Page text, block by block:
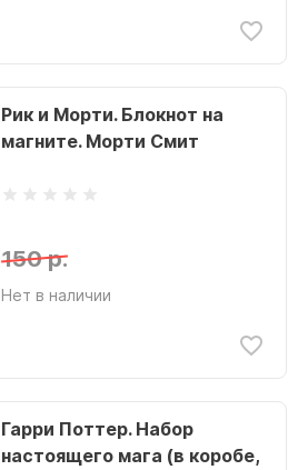
Рик и Морти. Блокнот на
магните. Морти Смит
150 р.
Нет в наличии
Гарри Поттер. Набор
настоящего мага (в коробе,